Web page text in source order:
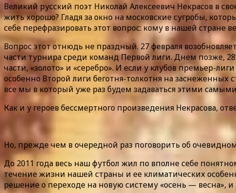
Великий русский поэт Николай Алексеевич Некрасов в
жить хорошо? Гладя за окно на московские сугробы,
себе перефразировать этот вопрос: кому в нашей стране
Вопрос этот отнюдь не праздный. 27 февраля
части турнира среди команд Первой лиги. Днем позже,
части, «золото» и «серебро». И если у клубов премьер-
особенно Второй лиги беготня-толкотня на
все мы в который уже раз будем задаваться этими
Как и у героев бессмертного произведения Некрасова,
Но, прежде чем в очередной раз поговорить об
До 2011 года весь наш футбол жил по вполне себе
течение жизни нашей страны и ее климатических
решение о переходе на новую систему «осень — весна»,